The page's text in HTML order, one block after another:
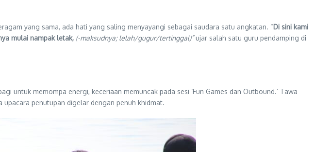
yang sama, ada hati yang saling menyayangi sebagai saudara satu angkatan. “Di sini kami
mulai nampak letak, (-maksudnya; lelah/gugur/tertinggal)”ujar salah satu guru pendamping di
untuk memompa energi, keceriaan memuncak pada sesi ‘Fun Games dan Outbound.’ Tawa
penutupan digelar dengan penuh khidmat.